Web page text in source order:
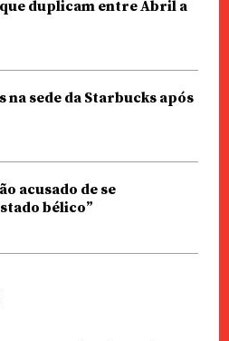
duplicam entre Abril a
na sede da Starbucks após
acusado de se
bélico”